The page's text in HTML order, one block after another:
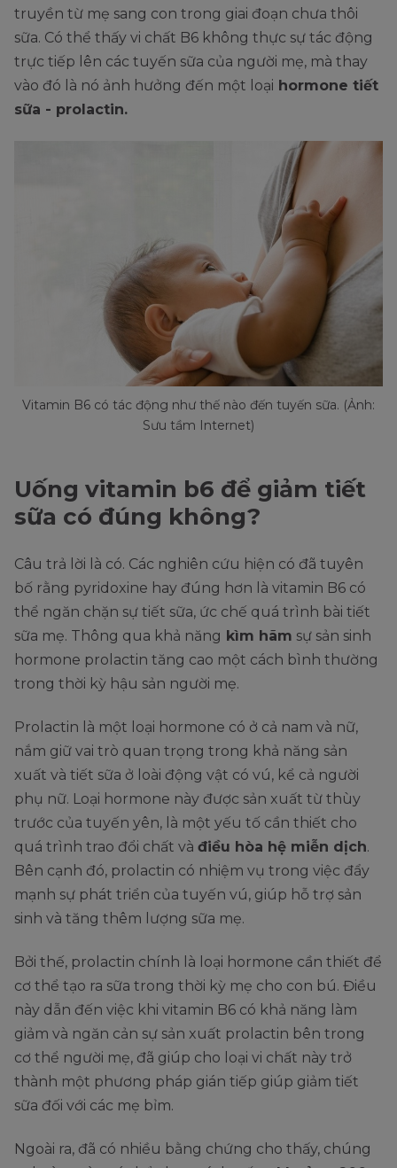
truyền từ mẹ sang con trong giai đoạn chưa thôi
sữa. Có thể thấy vi chất B6 không thực sự tác động
trực tiếp lên các tuyến sữa của người mẹ, mà thay
vào đó là nó ảnh hưởng đến một loại hormone tiết
sữa - prolactin.
Vitamin B6 có tác động như thế nào đến tuyến sữa. (Ảnh:
Sưu tầm Internet)
Uống vitamin b6 để giảm tiết
sữa có đúng không?
Câu trả lời là có. Các nghiên cứu hiện có đã tuyên
bố rằng pyridoxine hay đúng hơn là vitamin B6 có
thể ngăn chặn sự tiết sữa, ức chế quá trình bài tiết
sữa mẹ. Thông qua khả năng kìm hãm sự sản sinh
hormone prolactin tăng cao một cách bình thường
trong thời kỳ hậu sản người mẹ.
Prolactin là một loại hormone có ở cả nam và nữ,
nắm giữ vai trò quan trọng trong khả năng sản
xuất và tiết sữa ở loài động vật có vú, kể cả người
phụ nữ. Loại hormone này được sản xuất từ thùy
trước của tuyến yên, là một yếu tố cần thiết cho
quá trình trao đổi chất và điều hòa hệ miễn dịch.
Bên cạnh đó, prolactin có nhiệm vụ trong việc đẩy
mạnh sự phát triển của tuyến vú, giúp hỗ trợ sản
sinh và tăng thêm lượng sữa mẹ.
Bởi thế, prolactin chính là loại hormone cần thiết để
cơ thể tạo ra sữa trong thời kỳ mẹ cho con bú. Điều
này dẫn đến việc khi vitamin B6 có khả năng làm
giảm và ngăn cản sự sản xuất prolactin bên trong
cơ thể người mẹ, đã giúp cho loại vi chất này trở
thành một phương pháp gián tiếp giúp giảm tiết
sữa đối với các mẹ bỉm.
Ngoài ra, đã có nhiều bằng chứng cho thấy, chúng